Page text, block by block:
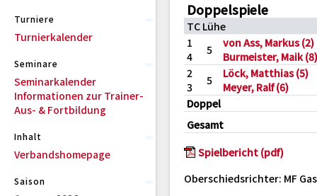
Turniere
Turnierkalender
Seminare
Seminarkalender
Informationen zur Trainer-
Aus- & Fortbildung
Inhalt
Verbandshomepage
Saison
Doppelspiele
TC Lühe
1
4
5
von Ass, Markus (2)
Burmeister, Maik (8)
2
3
5
Löck, Matthias (5)
Meyer, Ralf (6)
Doppel
Gesamt
Spielbericht (pdf)
Oberschiedsrichter: MF